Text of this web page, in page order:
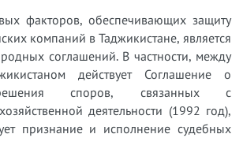
факторов, обеспечивающих защиту
компаний в Таджикистане, является
соглашений. В частности, между
действует Соглашение о
споров, связанных с
деятельности (1992 год),
признание и исполнение судебных